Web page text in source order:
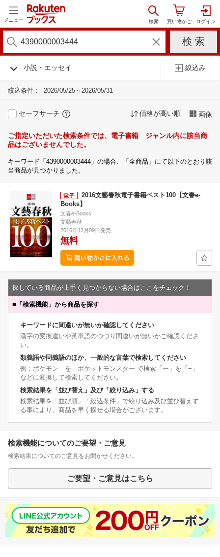
メニュー
小説・エッセイ 絞込み
絞込条件： 2026/05/25～2026/05/31
セーフサーチ 価格が高い順 画像
ご指定いただいた検索条件では、電子書籍 ジャンル内に該当商
品はございませんでした。
キーワード「4390000003444」の場合、「全商品」にて以下のとおり該
当商品が見つかりました。
2016文藝春秋電子書籍ベスト100【文春e-
Books】
文春e-Books
文藝春秋
2016年12月09日発売
無料
探している商品が上手く見つからない場合はここをチェック！
■ 「検索機能」から商品を探す
キーワードに間違いが無いか確認してください
漢字の変換違いや英単語のつづり間違いが無いかご確認くださ
い。
類義語や同義語のほか、一般的な言葉で検索してください
例：ポケモン を ポケットモンスター で検索「ー」を「−」
などに変換して検索してください。
検索結果を「並び替え」及び「絞り込み」する
検索結果を「並び順」「絞込条件」で絞り込み及び並び替えす
る事により、商品を早く探せる場合がございます。
検索機能についてのご要望・ご意見
検索結果についてのご意見をお聞かせください。
ご要望・ご意見はこちら